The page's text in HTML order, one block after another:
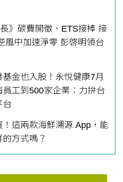
》碳費開徵、ETS接棒 接
風中加速淨零 彭啓明領台
金也入股！永悅健康7月
工到500家企業：力拚台
台
這兩款海鮮溯源 App，能
方式嗎？